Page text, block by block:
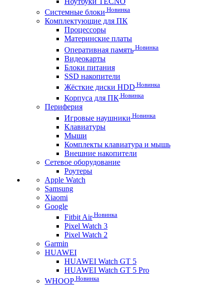
Системные блоки Новинка
Комплектующие для ПК
Процессоры
Материнские платы
Оперативная память Новинка
Видеокарты
Блоки питания
SSD накопители
Жёсткие диски HDD Новинка
Корпуса для ПК Новинка
Периферия
Игровые наушники Новинка
Клавиатуры
Мыши
Комплекты клавиатура и мышь
Внешние накопители
Сетевое оборудование
Роутеры
Apple Watch
Samsung
Xiaomi
Google
Fitbit AirНовинка
Pixel Watch 3
Pixel Watch 2
Garmin
HUAWEI
HUAWEI Watch GT 5
HUAWEI Watch GT 5 Pro
WHOOP Новинка